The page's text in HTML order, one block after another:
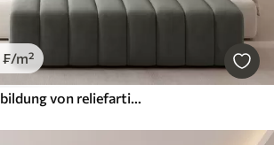
₣/m²
Fototapeten Nachbildung von reliefartig geformten, zarten beige-grünen Blättern